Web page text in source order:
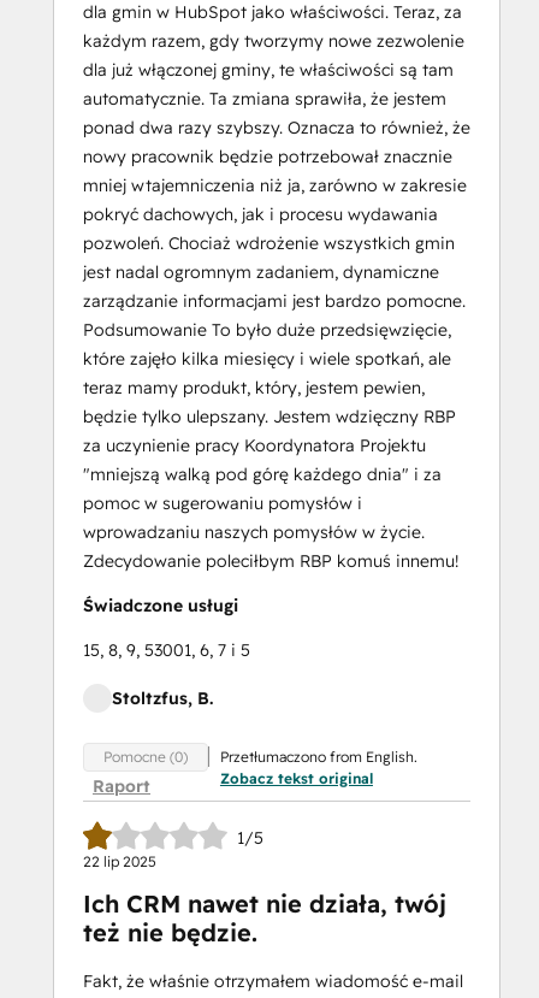
dla gmin w HubSpot jako właściwości. Teraz, za
każdym razem, gdy tworzymy nowe zezwolenie
dla już włączonej gminy, te właściwości są tam
automatycznie. Ta zmiana sprawiła, że jestem
ponad dwa razy szybszy. Oznacza to również, że
nowy pracownik będzie potrzebował znacznie
mniej wtajemniczenia niż ja, zarówno w zakresie
pokryć dachowych, jak i procesu wydawania
pozwoleń. Chociaż wdrożenie wszystkich gmin
jest nadal ogromnym zadaniem, dynamiczne
zarządzanie informacjami jest bardzo pomocne.
Podsumowanie To było duże przedsięwzięcie,
które zajęło kilka miesięcy i wiele spotkań, ale
teraz mamy produkt, który, jestem pewien,
będzie tylko ulepszany. Jestem wdzięczny RBP
za uczynienie pracy Koordynatora Projektu
"mniejszą walką pod górę każdego dnia" i za
pomoc w sugerowaniu pomysłów i
wprowadzaniu naszych pomysłów w życie.
Zdecydowanie poleciłbym RBP komuś innemu!
Świadczone usługi
15, 8, 9, 53001, 6, 7 i 5
Stoltzfus, B.
Pomocne (0)
Raport
Przetłumaczono from English.
Zobacz tekst original
1/5
22 lip 2025
Ich CRM nawet nie działa, twój
też nie będzie.
Fakt, że właśnie otrzymałem wiadomość e-mail